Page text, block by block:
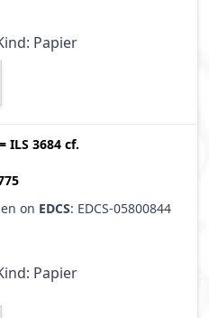
Papier
= ILS 3684 cf.
on EDCS: EDCS-05800844
Papier